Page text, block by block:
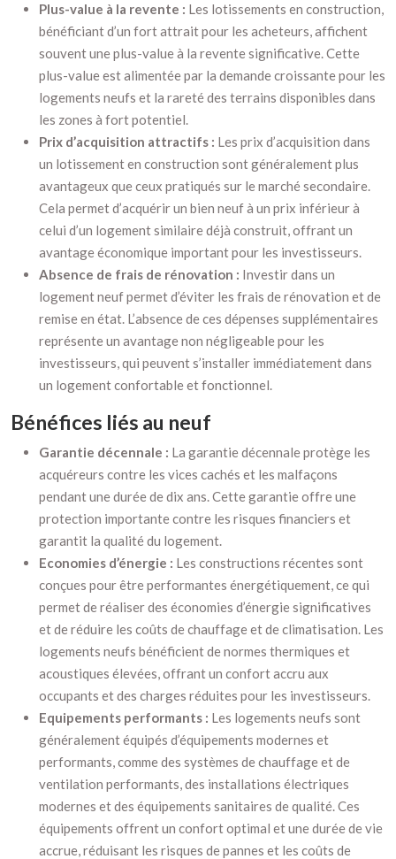
Plus-value à la revente : Les lotissements en construction,
bénéficiant d’un fort attrait pour les acheteurs, affichent
souvent une plus-value à la revente significative. Cette
plus-value est alimentée par la demande croissante pour les
logements neufs et la rareté des terrains disponibles dans
les zones à fort potentiel.
Prix d’acquisition attractifs : Les prix d’acquisition dans
un lotissement en construction sont généralement plus
avantageux que ceux pratiqués sur le marché secondaire.
Cela permet d’acquérir un bien neuf à un prix inférieur à
celui d’un logement similaire déjà construit, offrant un
avantage économique important pour les investisseurs.
Absence de frais de rénovation : Investir dans un
logement neuf permet d’éviter les frais de rénovation et de
remise en état. L’absence de ces dépenses supplémentaires
représente un avantage non négligeable pour les
investisseurs, qui peuvent s’installer immédiatement dans
un logement confortable et fonctionnel.
Bénéfices liés au neuf
Garantie décennale : La garantie décennale protège les
acquéreurs contre les vices cachés et les malfaçons
pendant une durée de dix ans. Cette garantie offre une
protection importante contre les risques financiers et
garantit la qualité du logement.
Economies d’énergie : Les constructions récentes sont
conçues pour être performantes énergétiquement, ce qui
permet de réaliser des économies d’énergie significatives
et de réduire les coûts de chauffage et de climatisation. Les
logements neufs bénéficient de normes thermiques et
acoustiques élevées, offrant un confort accru aux
occupants et des charges réduites pour les investisseurs.
Equipements performants : Les logements neufs sont
généralement équipés d’équipements modernes et
performants, comme des systèmes de chauffage et de
ventilation performants, des installations électriques
modernes et des équipements sanitaires de qualité. Ces
équipements offrent un confort optimal et une durée de vie
accrue, réduisant les risques de pannes et les coûts de